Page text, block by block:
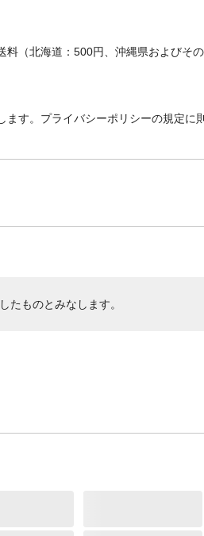
（北海道：500円、沖縄県および
す。プライバシーポリシーの規定に
たものとみなします。